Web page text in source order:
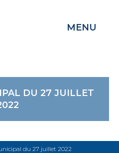
MENU
DU 27 JUILLET
du 27 juillet 2022